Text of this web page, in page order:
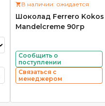
В наличии: ожидается
Шоколад Ferrero Kokos
Mandelcreme 90гр
Сообщить о
поступлении
Связаться с
менеджером